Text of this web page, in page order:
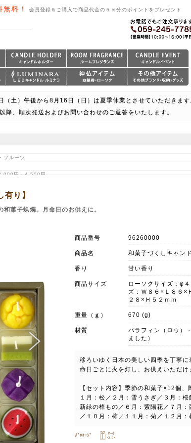
料！ 会員登録＆ご購入で商品代金の５％分のポイントをプレゼント
（土）午後から8月16日（日）は夏季休業とさせていただきます
降、順次発送およびお問い合わせのご返答をいたします。
フルーツ
円～4,500円
のしつらえ
り】
菓子蝋燭。月命日のお供えに。
商品番号 96260000
商品名 和菓子づくしキャン
香り 甘い香り
商品サイズ
ローソクサイズ：φ
ズ：Ｗ８６×Ｌ８６×
２８×Ｈ５２ｍｍ
重量（ｇ） 670 (g)
材質
パラフィン（ロウ）
ました）
移ろいゆく日本の美しい四季を丁寧
命日ごとに火を灯し、お供えいただけ
【セット内容】季節の和菓子×12個、
１月：松／２月：雪うさぎ／３月：
新緑の棹もの／６月：紫陽花／７月
／１０月：柿／１１月：菊／１２月：